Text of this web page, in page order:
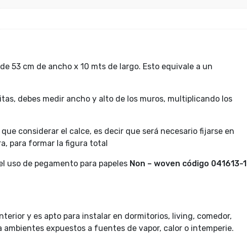
53 cm de ancho x 10 mts de largo. Esto equivale a un
debes medir ancho y alto de los muros, multiplicando los
considerar el calce, es decir que será necesario fijarse en
para formar la figura total
uso de pegamento para papeles Non – woven código 041613-1
y es apto para instalar en dormitorios, living, comedor,
expuestos a fuentes de vapor, calor o intemperie.